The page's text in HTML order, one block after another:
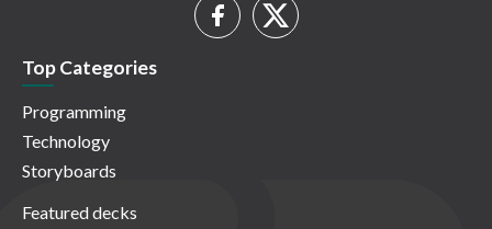
Top Categories
Programming
Technology
Storyboards
Featured decks